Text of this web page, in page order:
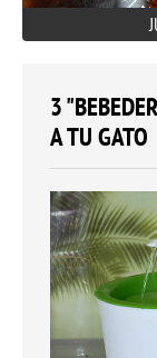
3
A TU GATO